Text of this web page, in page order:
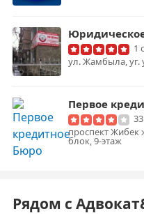
Юридическое
1
ул. Жамбыла, уг.
Первое
проспект
блок, 9-этаж
Рядом с